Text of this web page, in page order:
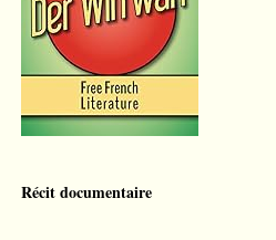
Récit documentaire